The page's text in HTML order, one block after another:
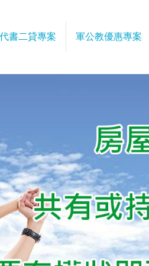
代書二貸專案 軍公教優惠專案